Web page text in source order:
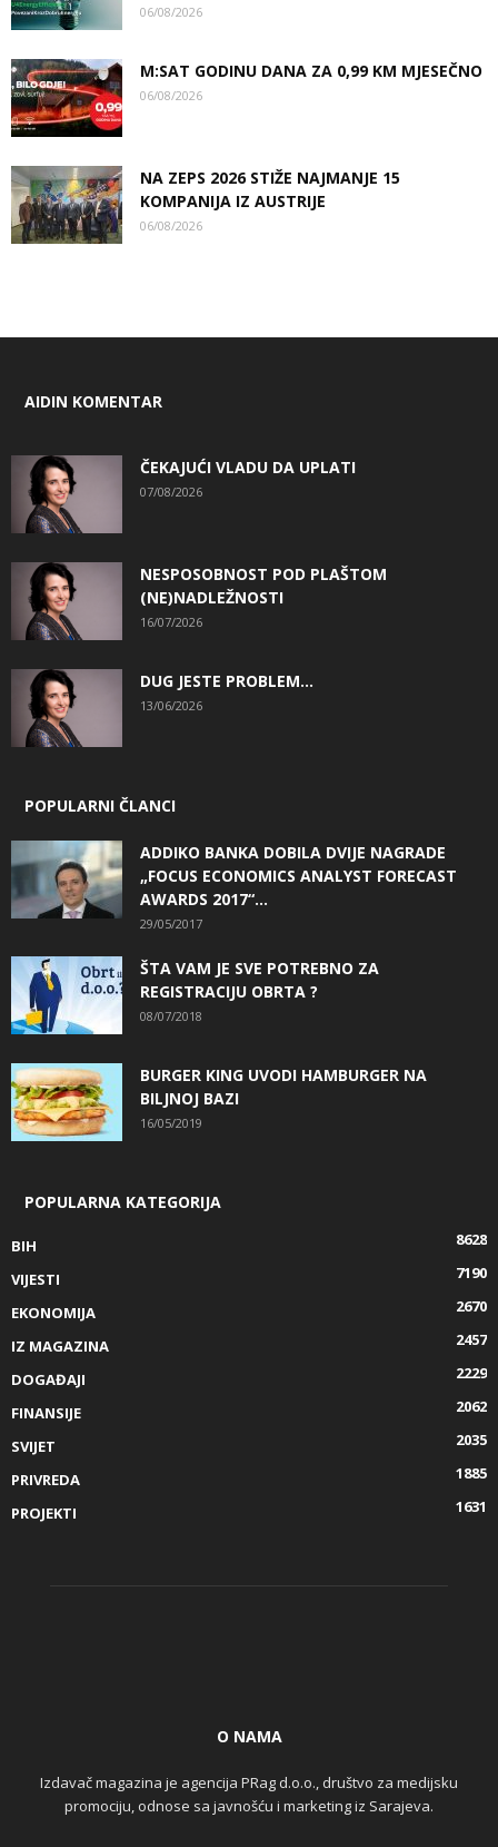
06/08/2026
M:SAT GODINU DANA ZA 0,99 KM MJESEČNO
06/08/2026
NA ZEPS 2026 STIŽE NAJMANJE 15
KOMPANIJA IZ AUSTRIJE
06/08/2026
AIDIN KOMENTAR
ČEKAJUĆI VLADU DA UPLATI
07/08/2026
NESPOSOBNOST POD PLAŠTOM
(NE)NADLEŽNOSTI
16/07/2026
DUG JESTE PROBLEM…
13/06/2026
POPULARNI ČLANCI
ADDIKO BANKA DOBILA DVIJE NAGRADE
„FOCUS ECONOMICS ANALYST FORECAST
AWARDS 2017“...
29/05/2017
ŠTA VAM JE SVE POTREBNO ZA
REGISTRACIJU OBRTA ?
08/07/2018
BURGER KING UVODI HAMBURGER NA
BILJNOJ BAZI
16/05/2019
POPULARNA KATEGORIJA
BIH
8628
VIJESTI
7190
EKONOMIJA
2670
IZ MAGAZINA
2457
DOGAĐAJI
2229
FINANSIJE
2062
SVIJET
2035
PRIVREDA
1885
PROJEKTI
1631
O NAMA
Izdavač magazina je agencija PRag d.o.o., društvo za medijsku
promociju, odnose sa javnošću i marketing iz Sarajeva.